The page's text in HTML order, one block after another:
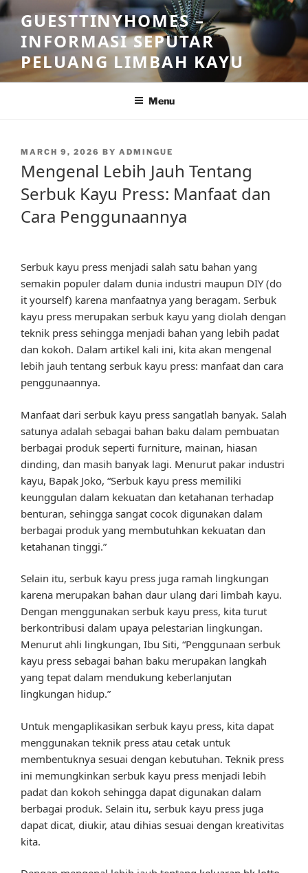
Skip
to
content
GUESTTINYHOMES –
INFORMASI SEPUTAR
PELUANG LIMBAH KAYU
Menu
POSTED
MARCH 9, 2026 BY ADMINGUE
Mengenal Lebih Jauh Tentang
Serbuk Kayu Press: Manfaat dan
Cara Penggunaannya
Serbuk kayu press menjadi salah satu bahan yang
semakin populer dalam dunia industri maupun DIY (do
it yourself) karena manfaatnya yang beragam. Serbuk
kayu press merupakan serbuk kayu yang diolah dengan
teknik press sehingga menjadi bahan yang lebih padat
dan kokoh. Dalam artikel kali ini, kita akan mengenal
lebih jauh tentang serbuk kayu press: manfaat dan cara
penggunaannya.
Manfaat dari serbuk kayu press sangatlah banyak. Salah
satunya adalah sebagai bahan baku dalam pembuatan
berbagai produk seperti furniture, mainan, hiasan
dinding, dan masih banyak lagi. Menurut pakar industri
kayu, Bapak Joko, “Serbuk kayu press memiliki
keunggulan dalam kekuatan dan ketahanan terhadap
benturan, sehingga sangat cocok digunakan dalam
berbagai produk yang membutuhkan kekuatan dan
ketahanan tinggi.”
Selain itu, serbuk kayu press juga ramah lingkungan
karena merupakan bahan daur ulang dari limbah kayu.
Dengan menggunakan serbuk kayu press, kita turut
berkontribusi dalam upaya pelestarian lingkungan.
Menurut ahli lingkungan, Ibu Siti, “Penggunaan serbuk
kayu press sebagai bahan baku merupakan langkah
yang tepat dalam mendukung keberlanjutan
lingkungan hidup.”
Untuk mengaplikasikan serbuk kayu press, kita dapat
menggunakan teknik press atau cetak untuk
membentuknya sesuai dengan kebutuhan. Teknik press
ini memungkinkan serbuk kayu press menjadi lebih
padat dan kokoh sehingga dapat digunakan dalam
berbagai produk. Selain itu, serbuk kayu press juga
dapat dicat, diukir, atau dihias sesuai dengan kreativitas
kita.